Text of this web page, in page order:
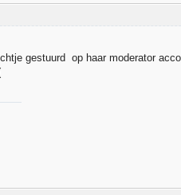
gestuurd op haar moderator